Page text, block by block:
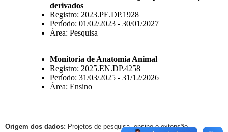
Origem dos dados: Projetos de pesquisa, ensino e extensão